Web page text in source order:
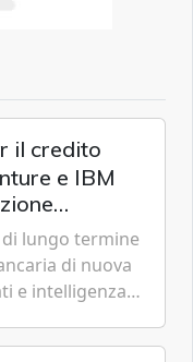
il credito
e IBM
lungo termine
di nuova
e intelligenza